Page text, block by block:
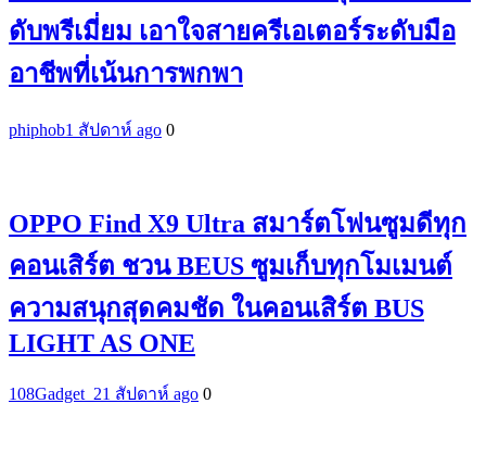
ดับพรีเมี่ยม เอาใจสายครีเอเตอร์ระดับมือ
อาชีพที่เน้นการพกพา
phiphob1 สัปดาห์ ago 0
OPPO Find X9 Ultra สมาร์ตโฟนซูมดีทุก
คอนเสิร์ต ชวน BEUS ซูมเก็บทุกโมเมนต์
ความสนุกสุดคมชัด ในคอนเสิร์ต BUS
LIGHT AS ONE
108Gadget_21 สัปดาห์ ago 0